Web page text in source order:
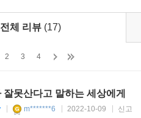
이나 ‘가심비’, ‘시심비’처럼
우 대단한 것을 부여하고 있다.
의 느낌, 직감, 직관 같은 것을
문화, 책이 얇아지고 글자 수
가 꾸준히 중요해진다는 것, 즉 ‘
게 습관화되면 여유로운 시간이
모든 걸 스펙으로 평가받는 문
전체 리뷰 (17)
2 3 4
잘못산다고 말하는 세상에게
m*******6 2022-10-09 신고